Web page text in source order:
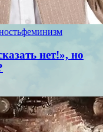
феминизм
нет!», но